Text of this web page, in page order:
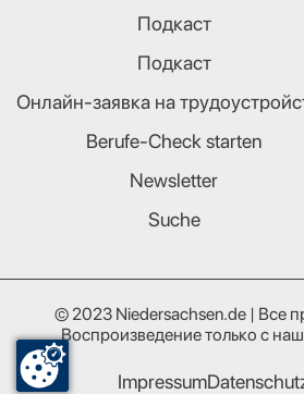
Подкаст
Подкаст
Онлайн-заявка на
Berufe-Check starten
Newsletter
Suche
© 2023 Niedersachsen.de | Все
Воспроизведение только с
Impressum